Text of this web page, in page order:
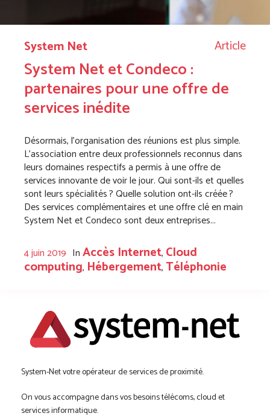
System Net Article
System Net et Condeco :
partenaires pour une offre de
services inédite
Désormais, l’organisation des réunions est plus simple.
L’association entre deux professionnels reconnus dans
leurs domaines respectifs a permis à une offre de
services innovante de voir le jour. Qui sont-ils et quelles
sont leurs spécialités ? Quelle solution ont-ils créée ?
Des services complémentaires et une offre clé en main
System Net et Condeco sont deux entreprises...
4 juin 2019 InAccès Internet, Cloud
computing, Hébergement, Téléphonie
System-Net votre opérateur de services de proximité.
On vous accompagne dans vos besoins télécoms, cloud et
services informatique.